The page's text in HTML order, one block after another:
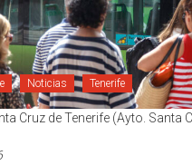
Noticias Tenerife
Cruz de Tenerife (Ayto. Santa